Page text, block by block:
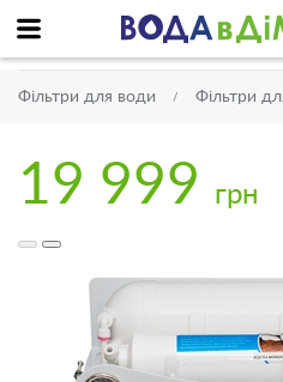
Фільтри для води Фільтри
19 999 грн